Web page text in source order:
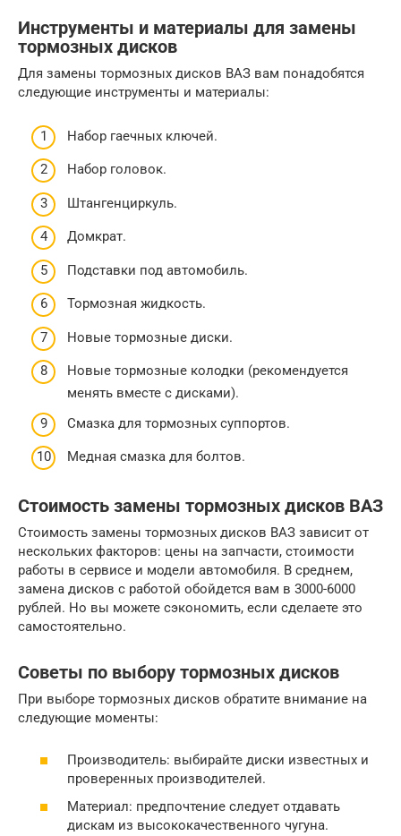
Инструменты и материалы для замены
тормозных дисков
Для замены тормозных дисков ВАЗ вам понадобятся
следующие инструменты и материалы:
Набор гаечных ключей.
Набор головок.
Штангенциркуль.
Домкрат.
Подставки под автомобиль.
Тормозная жидкость.
Новые тормозные диски.
Новые тормозные колодки (рекомендуется
менять вместе с дисками).
Смазка для тормозных суппортов.
Медная смазка для болтов.
Стоимость замены тормозных дисков ВАЗ
Стоимость замены тормозных дисков ВАЗ зависит от
нескольких факторов: цены на запчасти, стоимости
работы в сервисе и модели автомобиля. В среднем,
замена дисков с работой обойдется вам в 3000-6000
рублей. Но вы можете сэкономить, если сделаете это
самостоятельно.
Советы по выбору тормозных дисков
При выборе тормозных дисков обратите внимание на
следующие моменты:
Производитель: выбирайте диски известных и
проверенных производителей.
Материал: предпочтение следует отдавать
дискам из высококачественного чугуна.